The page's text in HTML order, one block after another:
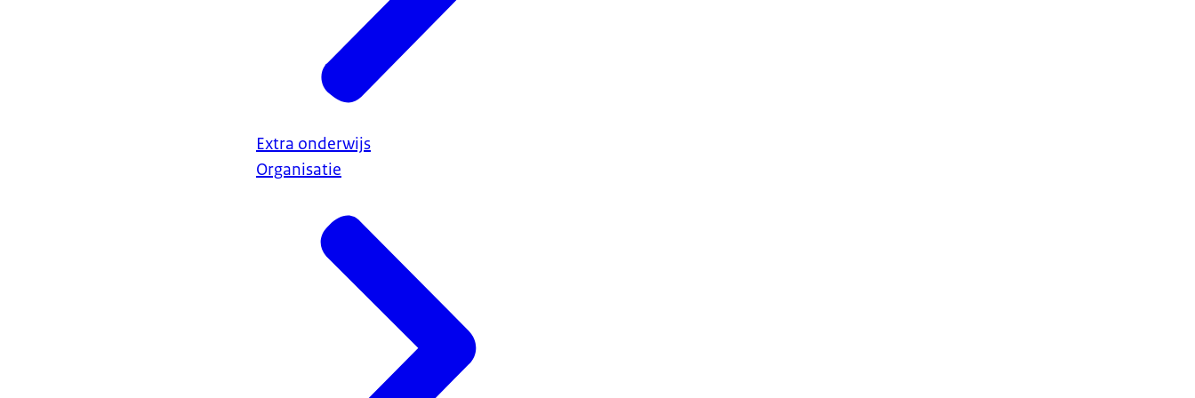
Extra onderwijs
Organisatie